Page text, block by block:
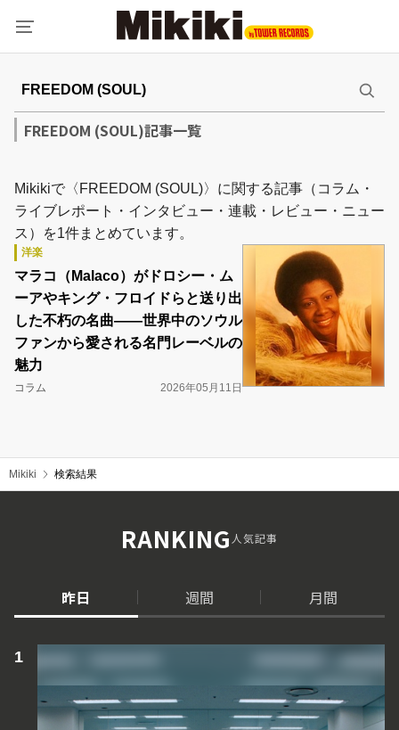
FREEDOM (SOUL)記事一覧
Mikikiで〈FREEDOM (SOUL)〉に関する記事（コラム・
ライブレポート・インタビュー・連載・レビュー・ニュー
ス）を1件まとめています。
洋楽
マラコ（Malaco）がドロシー・ム
ーアやキング・フロイドらと送り出
した不朽の名曲――世界中のソウル
ファンから愛される名門レーベルの
魅力
コラム 2026年05月11日
Mikiki 検索結果
RANKING人気記事
昨日 週間 月間